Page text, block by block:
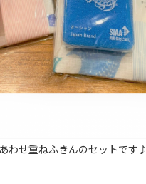
わせ重ねふきんのセットです♪